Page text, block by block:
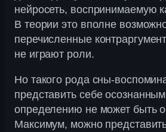
нейросеть, воспринимаемую
В теории это вполне
перечисленные
не играют роли.
Но такого рода сны-
представить себе
определению не может быть
Максимум, можно